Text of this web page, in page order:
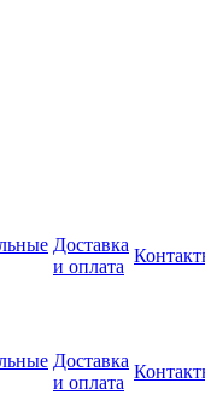
Доставка
и оплата
Доставка
и оплата